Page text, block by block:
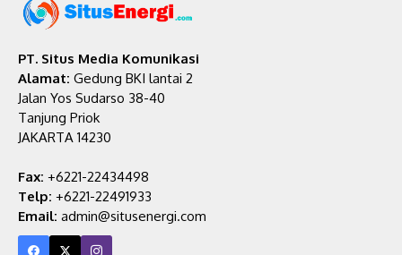
PT. Situs Media Komunikasi
Alamat: Gedung BKI lantai 2
Jalan Yos Sudarso 38-40
Tanjung Priok
JAKARTA 14230
Fax: +6221-22434498
Telp: +6221-22491933
Email: admin@situsenergi.com